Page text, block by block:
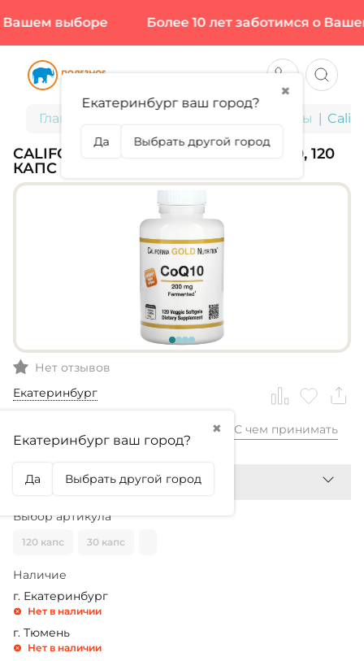
выборе Более 10 лет заботимся о
Главная БАДы для здоровья и красоты
CALIFORNIA GOLD NUTRITION, COQ10, 120
КАПС (120 ПОРЦИЙ)
Нет отзывов
Екатеринбург
✖
Екатеринбург ваш город?
Да Выбрать другой город
2 100,99₽ С чем принимать
Выбор артикула
120 капс 30 капс
Наличие
г. Екатеринбург
Нет в наличии
г. Тюмень
Нет в наличии
✖
Екатеринбург ваш город?
Да Выбрать другой город